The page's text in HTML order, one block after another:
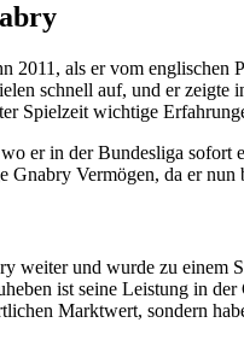
2011, als er vom
schnell auf, und er
Spielzeit wichtige
er in der Bundesliga
Gnabry Vermögen, da er
weiter und wurde zu einem
ist seine Leistung in
Marktwert, sondern